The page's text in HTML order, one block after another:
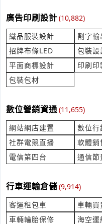
我要詢價避雷針 如何聯繫
產業:水電照明
來自:合OO進 詢價
時間:08/07 15:49
***t33311@gmail.com
付接地美式直插頭 T型-UL
來自:林OO 詢價
時間:08/07 15:38
***vice2@gemmy-
想詢問堅果價格 在找品規較
產業:食材物料配料製造代理
***qw.tw@yahoo.com.tw
繡臂章 工作場所負責人，職
廣告印刷設計(10,882)
織品服裝設計
割字輸
招牌布條LED
包裝設
平面商標設計
印刷印
包裝包材
數位營銷資通 (11,655)
網站網店建置
數位行
社群電競直播
軟體銷
電信第四台
通信節
行車運輸倉儲(9,914)
客運租包車
車輛買
車輛輪胎保修
海空運